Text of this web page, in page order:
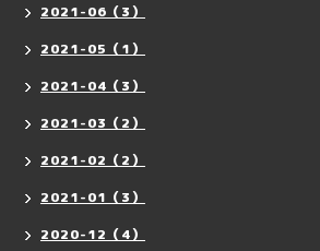
2021-06（3）
2021-05（1）
2021-04（3）
2021-03（2）
2021-02（2）
2021-01（3）
2020-12（4）